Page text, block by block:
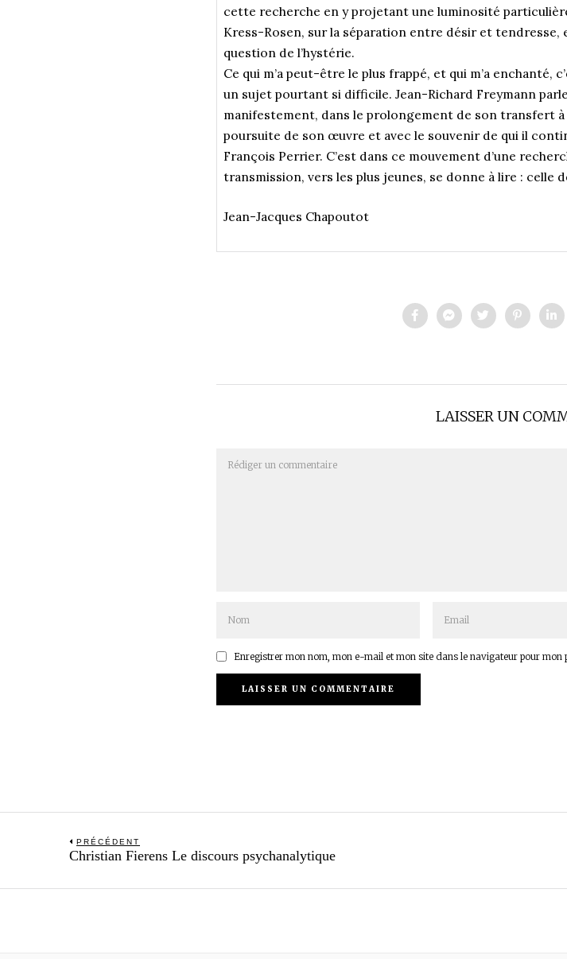
cette recherche en y projetant une luminosité
Kress-Rosen, sur la séparation entre désir et tendresse,
question de l’hystérie.
Ce qui m’a peut-être le plus frappé, et qui m’a
un sujet pourtant si difficile. Jean-Richard Freymann
manifestement, dans le prolongement de son transfert
poursuite de son œuvre et avec le souvenir de qui il
François Perrier. C’est dans ce mouvement d’une
transmission, vers les plus jeunes, se donne à lire : celle
Jean-Jacques Chapoutot
LAISSER UN
Enregistrer mon nom, mon e-mail et mon site dans le navigateur pour mon
Navigation
de
l’article
PRÉCÉDENT
Previous
Christian Fierens Le discours psychanalytique